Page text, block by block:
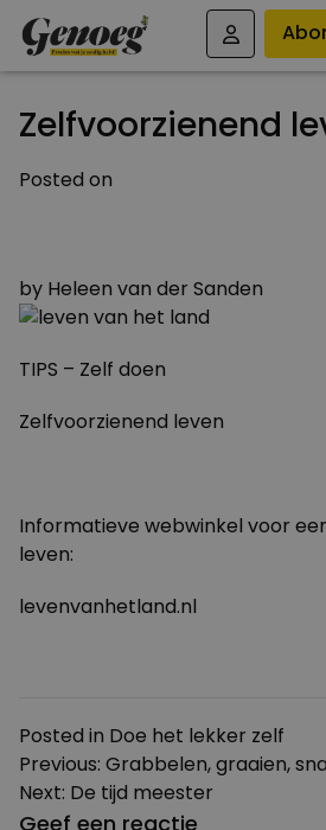
Zelfvoorzienend
Posted on
by Heleen van der Sanden
TIPS – Zelf doen
Zelfvoorzienend leven
Informatieve webwinkel voor
leven:
levenvanhetland.nl
Posted in Doe het lekker zelf
Bericht
navigatie
Previous: Grabbelen, graaien,
Next: De tijd meester
Geef een reactie